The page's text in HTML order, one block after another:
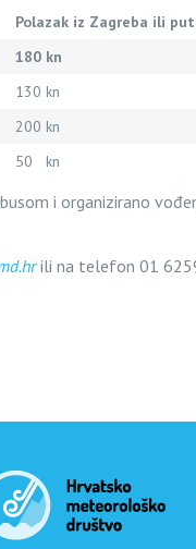
Polazak iz Zagreba ili
180 kn
130 kn
200 kn
50 kn
i organizirano
ili na telefon 01